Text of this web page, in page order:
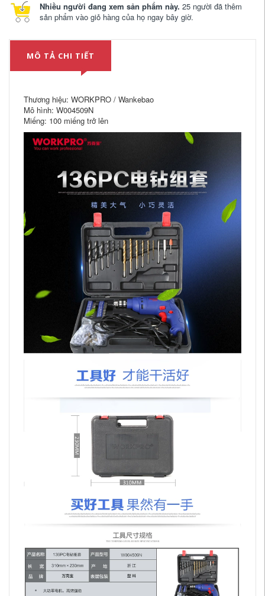
Nhiều người đang xem sản phẩm này. 25 người đã thêm
sản phẩm vào giỏ hàng của họ ngay bây giờ.
MÔ TẢ CHI TIẾT
Thương hiệu: WORKPRO / Wankebao
Mô hình: W004509N
Miếng: 100 miếng trở lên